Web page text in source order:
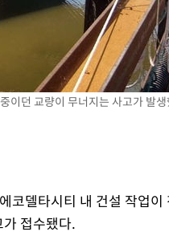
이던 교량이 무너지는 사고가 발
코델타시티 내 건설 작업이
접수됐다.
1
'고지
발했다
2
"손
팬들 '
김희
5
용산